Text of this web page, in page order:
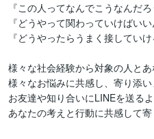
『この人ってなんでこうなんだろ
『どうやって関わっていけばいい
『どうやったらうまく接してい
様々な社会経験から対象の人と
様々なお悩みに共感し、寄り添い
お友達や知り合いにLINEを送る
あなたの考えと行動に共感して寄